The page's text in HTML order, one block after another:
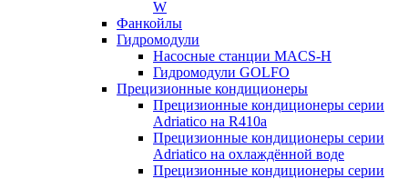
W
Фанкойлы
Гидромодули
Насосные станции MACS-H
Гидромодули GOLFO
Прецизионные кондиционеры
Прецизионные кондиционеры серии
Adriatico на R410a
Прецизионные кондиционеры серии
Adriatico на охлаждённой воде
Прецизионные кондиционеры серии